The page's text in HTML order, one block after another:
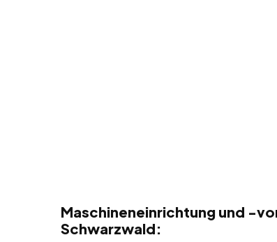
Maschineneinrichtung und -
Schwarzwald: